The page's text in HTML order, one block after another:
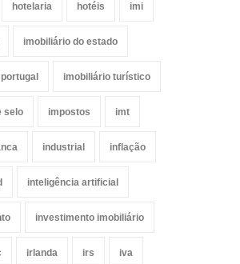
hotelaria hotéis imi
imobiliário do estado
imobiliário turístico
selo impostos imt
industrial inflação
inteligência artificial
investimento imobiliário
irlanda irs iva